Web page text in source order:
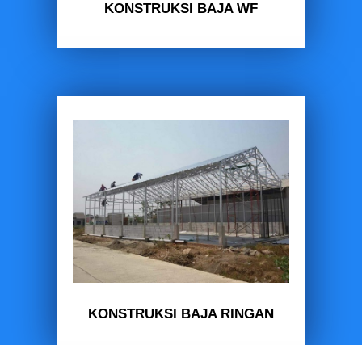
KONSTRUKSI BAJA WF
KONSTRUKSI BAJA RINGAN